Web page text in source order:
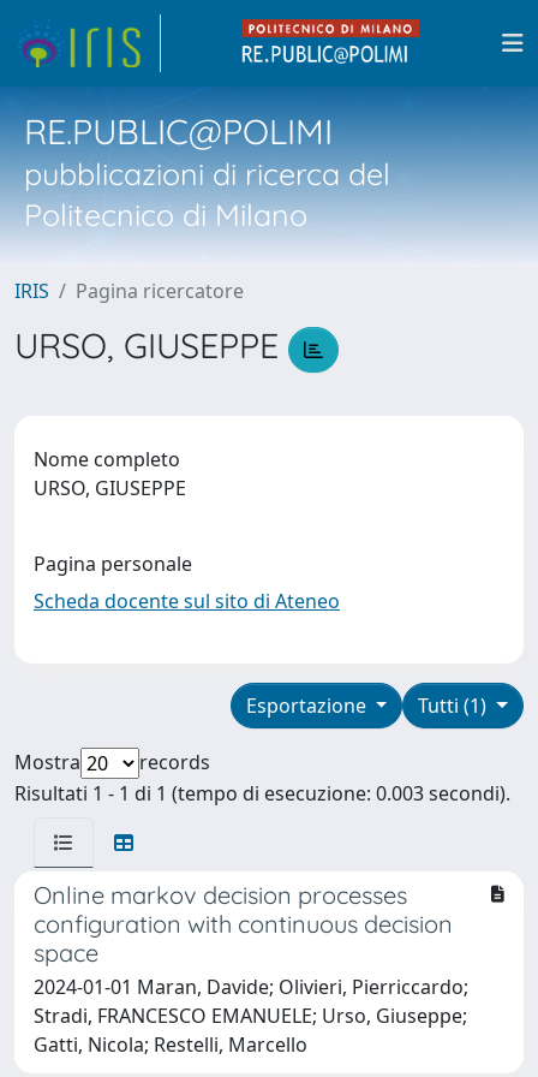
RE.PUBLIC@POLIMI
pubblicazioni di ricerca del
Politecnico di Milano
IRIS Pagina ricercatore
URSO, GIUSEPPE
Nome completo
URSO, GIUSEPPE
Pagina personale
Scheda docente sul sito di Ateneo
Tutti (1)
Esportazione
Mostra
records
Risultati 1 - 1 di 1 (tempo di esecuzione: 0.003 secondi).
Online markov decision processes
configuration with continuous decision
space
2024-01-01 Maran, Davide; Olivieri, Pierriccardo;
Stradi, FRANCESCO EMANUELE; Urso, Giuseppe;
Gatti, Nicola; Restelli, Marcello